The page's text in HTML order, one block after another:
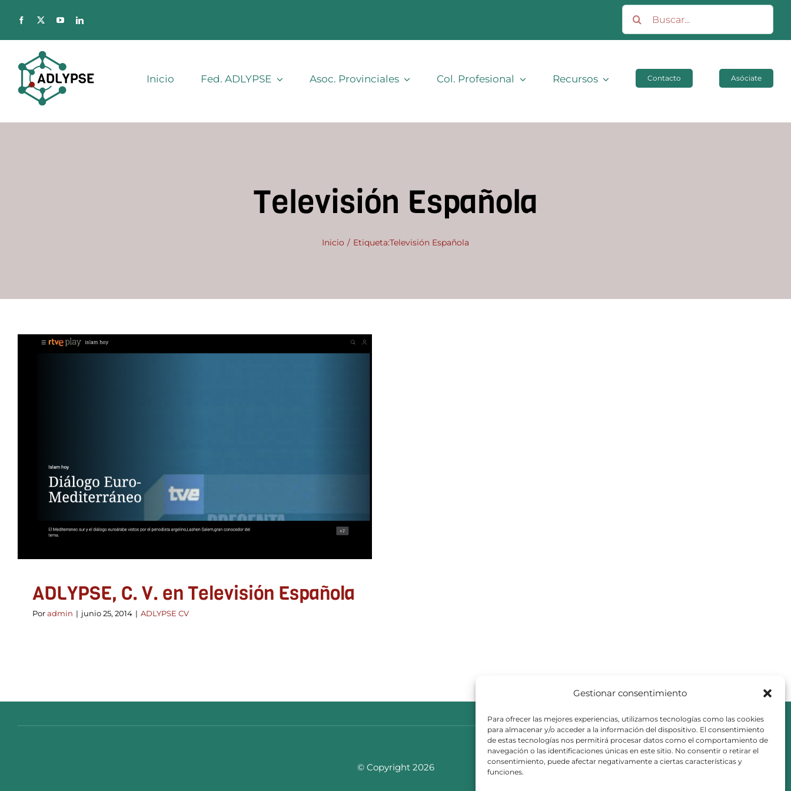
Gestionar consentimiento
Para ofrecer las mejores experiencias, utilizamos tecnologías como las cookies
para almacenar y/o acceder a la información del dispositivo. El consentimiento
de estas tecnologías nos permitirá procesar datos como el comportamiento de
navegación o las identificaciones únicas en este sitio. No consentir o retirar el
consentimiento, puede afectar negativamente a ciertas características y
funciones.
contenido
Buscar:
Inicio Fed. ADLYPSE Asoc. Provinciales Col. Profesional Recursos Contacto Asóciate
Televisión Española
Inicio Etiqueta:Televisión Española
ADLYPSE, C. V. en Televisión Española
Poradmin | junio 25, 2014 | ADLYPSE CV
© Copyright 2026